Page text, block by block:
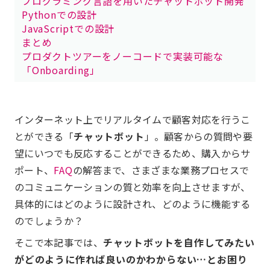
Pythonでの設計
JavaScriptでの設計
まとめ
プロダクトツアーをノーコードで実装可能な
「Onboarding」
インターネット上でリアルタイムで顧客対応を行うこ
とができる「チャットボット 」。顧客からの質問や要
望にいつでも反応することができるため、購入からサ
ポート、 FAQの解答まで、さまざまな業務プロセスで
のコミュニケーションの質と効率を向上させますが、
具体的にはどのように設計され、どのように機能する
のでしょうか？
そこで本記事では、 チャットボットを自作してみたい
がどのように作れば良いのかわからない…とお困り